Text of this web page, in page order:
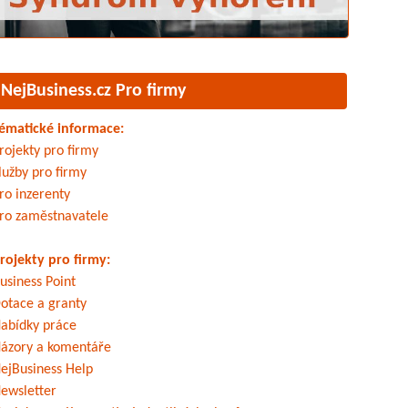
NejBusiness.cz Pro firmy
informace:
pro firmy
pro firmy
inzerenty
zaměstnavatele
pro firmy:
Point
a granty
práce
a komentáře
Help